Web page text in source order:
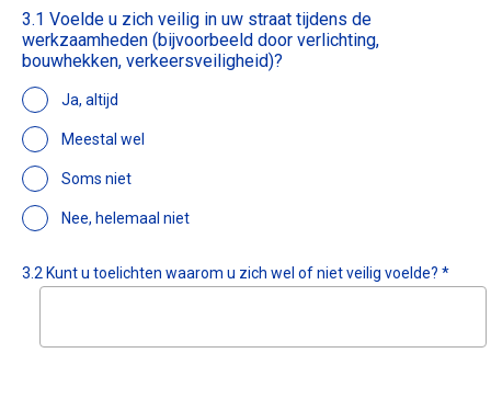
3.1 Voelde u zich veilig in uw straat tijdens de
werkzaamheden (bijvoorbeeld door verlichting,
bouwhekken, verkeersveiligheid)?
Ja, altijd
Meestal wel
Soms niet
Nee, helemaal niet
3.2 Kunt u toelichten waarom u zich wel of niet veilig voelde? *